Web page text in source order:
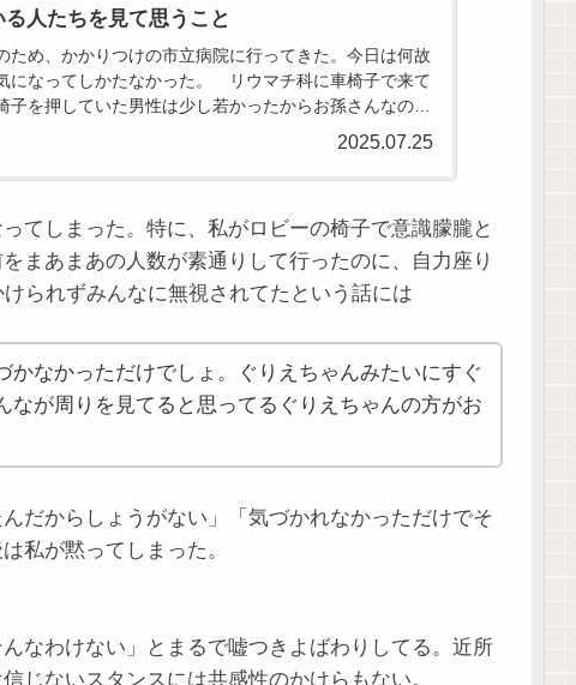
人たちを見て思うこと
ため、かかりつけの市立病院に行ってきた。今日は何故
になってしかたなかった。 リウマチ科に車椅子で来て
子を押していた男性は少し若かったからお孫さんなのだ
2025.07.25
てしまった。特に、私がロビーの椅子で意識朦朧と
まあまあの人数が素通りして行ったのに、自力座り
られずみんなに無視されてたという話には
かなかっただけでしょ。ぐりえちゃんみたいにすぐ
なが周りを見てると思ってるぐりえちゃんの方がお
だからしょうがない」「気づかれなかっただけでそ
私が黙ってしまった。
なわけない」とまるで嘘つきよばわりしてる。近所
じないスタンスには共感性のかけらもない。